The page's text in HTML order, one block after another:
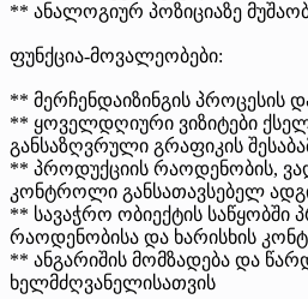
** ანალოგიურ პოზიციაზე
ფუნქცია-მოვალეობები:
** მერჩენდაიზინგის პროცესის
** ყოველდღიური ვიზიტები
განსაზღვრული გრაფიკის
** პროდუქციის რაოდენობის,
კონტროლი განსათავსებელ
** სავაჭრო ობიექტის საწყობში
რაოდენობისა და ხარისხის
** ანგარიშის მომზადება და
ხელმძღვანელისათვის